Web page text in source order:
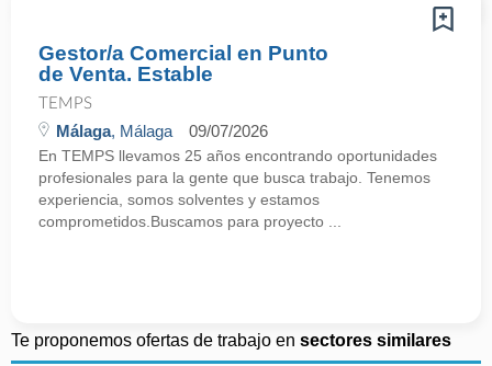
Gestor/a Comercial en Punto
de Venta. Estable
TEMPS
Málaga, Málaga 09/07/2026
En TEMPS llevamos 25 años encontrando oportunidades
profesionales para la gente que busca trabajo. Tenemos
experiencia, somos solventes y estamos
comprometidos.Buscamos para proyecto ...
Te proponemos ofertas de trabajo en sectores similares